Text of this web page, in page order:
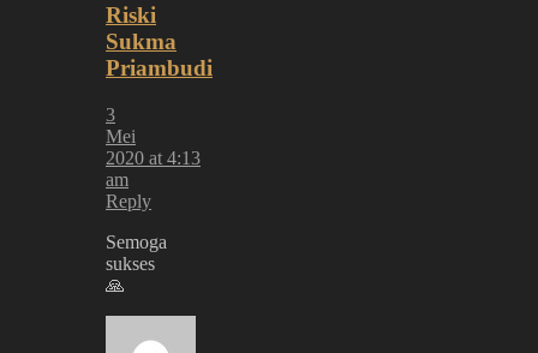
Riski
Sukma
Priambudi
3
Mei
2020 at 4:13
am
Reply
Semoga
sukses
🙏